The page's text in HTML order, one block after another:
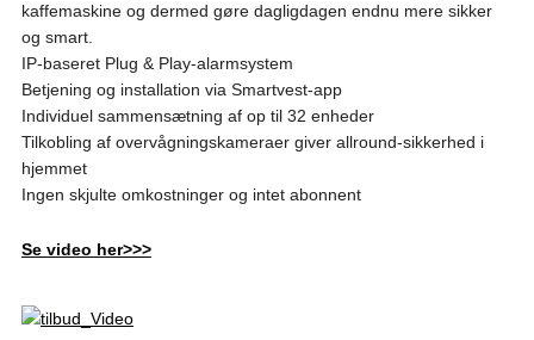
kaffemaskine og dermed gøre dagligdagen endnu mere sikker
og smart.
IP-baseret Plug & Play-alarmsystem
Betjening og installation via Smartvest-app
Individuel sammensætning af op til 32 enheder
Tilkobling af overvågningskameraer giver allround-sikkerhed i
hjemmet
Ingen skjulte omkostninger og intet abonnent
Se video her>>>